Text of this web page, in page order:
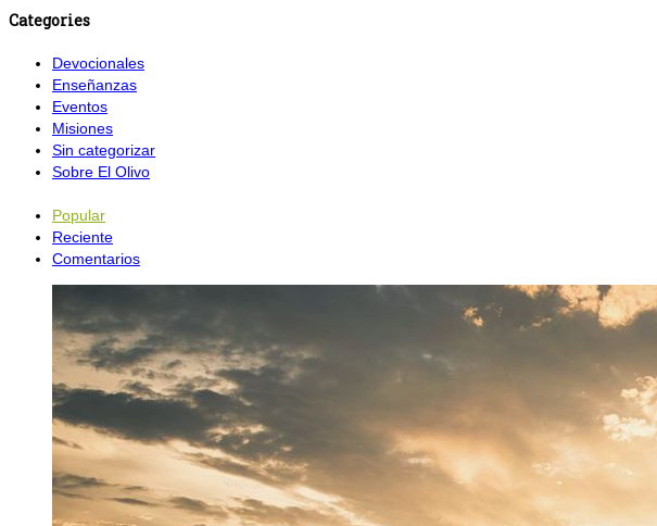
Categories
Devocionales
Enseñanzas
Eventos
Misiones
Sin categorizar
Sobre El Olivo
Popular
Reciente
Comentarios